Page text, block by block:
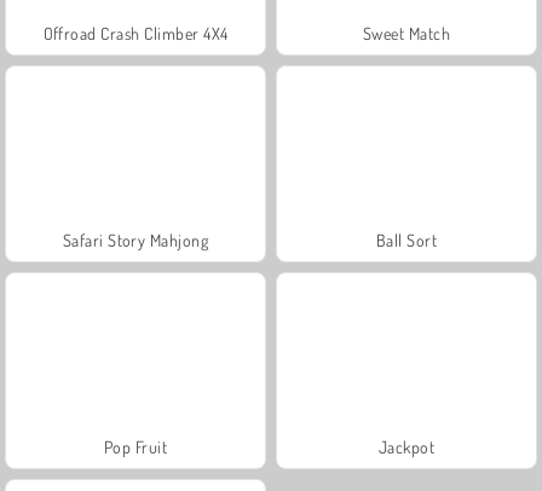
Offroad Crash Climber 4X4 Sweet Match
Safari Story Mahjong Ball Sort
Pop Fruit Jackpot